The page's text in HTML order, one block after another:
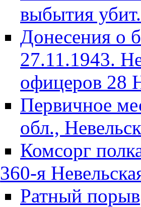
выбытия убит.
Донесения о
27.11.1943.
офицеров 28
Первичное
обл.,
Комсорг
360-я
Ратный порыв